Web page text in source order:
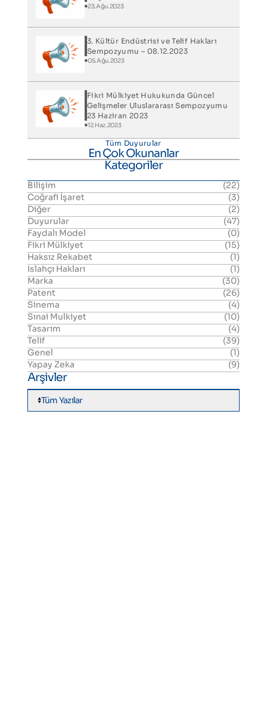
23.Ağu.2023
3. Kültür Endüstrisi ve Telif Hakları
Sempozyumu – 08.12.2023
05.Ağu.2023
Fikri Mülkiyet Hukukunda Güncel
Gelişmeler Uluslararası Sempozyumu
23 Haziran 2023
12.Haz.2023
Tüm Duyurular
En Çok Okunanlar
Kategoriler
Bilişim
(22)
Coğrafi İşaret
(3)
Diğer
(2)
Duyurular
(47)
Faydalı Model
(0)
Fikri Mülkiyet
(15)
Haksız Rekabet
(1)
Islahçı Hakları
(1)
Marka
(30)
Patent
(26)
Sinema
(4)
Sınai Mulkiyet
(10)
Tasarım
(4)
Telif
(39)
Genel
(1)
Yapay Zeka
(9)
Arşivler
Tüm Yazılar